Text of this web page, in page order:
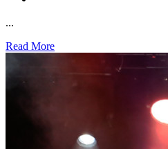
...
Read More